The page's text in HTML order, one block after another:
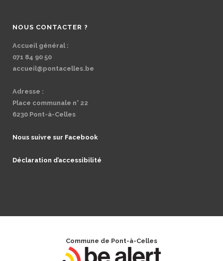
NOUS CONTACTER ?
Accueil général :
071 84 90 50
accueil@pontacelles.be
Adresse :
Place communale n° 22
6230 Pont-à-Celles
Nous suivre sur Facebook
Déclaration d’accessibilité
Commune de Pont-à-Celles